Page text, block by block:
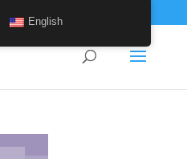
English